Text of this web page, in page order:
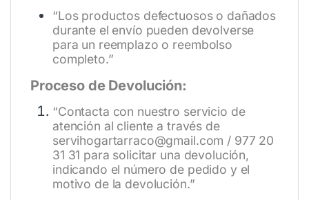
“Los productos defectuosos o dañados
durante el envío pueden devolverse
para un reemplazo o reembolso
completo.”
Proceso de Devolución:
“Contacta con nuestro servicio de
atención al cliente a través de
servihogartarraco@gmail.com / 977 20
31 31 para solicitar una devolución,
indicando el número de pedido y el
motivo de la devolución.”